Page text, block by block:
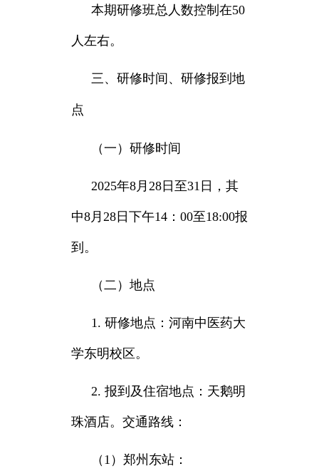
本期研修班总人数控制在50
人左右。
三、研修时间、研修报到地
点
（一）研修时间
2025年8月28日至31日，其
中8月28日下午14：00至18:00报
到。
（二）地点
1. 研修地点：河南中医药大
学东明校区。
2. 报到及住宿地点：天鹅明
珠酒店。交通路线：
（1）郑州东站：